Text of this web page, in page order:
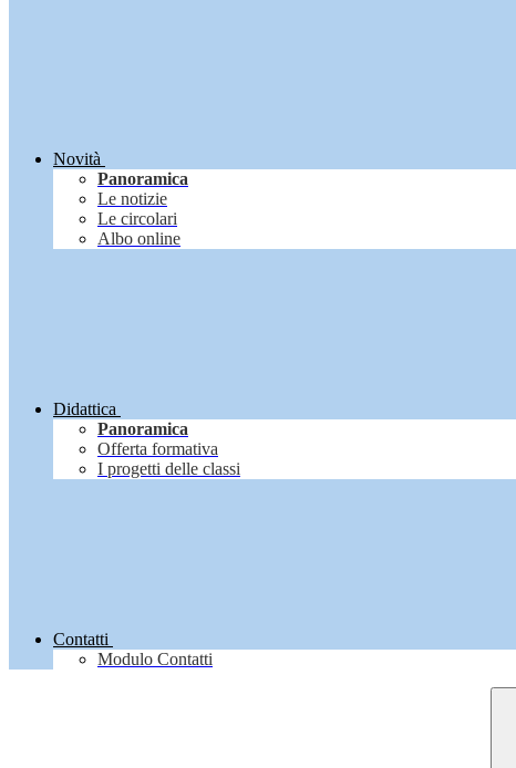
Novità
Panoramica
Le notizie
Le circolari
Albo online
Didattica
Panoramica
Offerta formativa
I progetti delle classi
Contatti
Modulo Contatti